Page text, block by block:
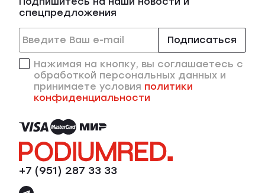
+7 (951) 287 33 33
спецпредложения
Подписаться
Нажимая на кнопку, вы соглашаетесь с
обработкой персональных данных и
принимаете условия политики
конфиденциальности